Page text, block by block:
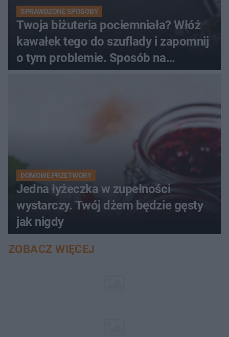
SPRAWDZONE SPOSOBY
Twoja biżuteria pociemniała? Włóż
kawałek tego do szuflady i zapomnij
o tym problemie. Sposób na
pociemniałą biżuterię
DOMOWE PRZETWORY
Jedna łyżeczka w zupełności
wystarczy. Twój dżem będzie gęsty
jak nigdy
ZOBACZ WIĘCEJ